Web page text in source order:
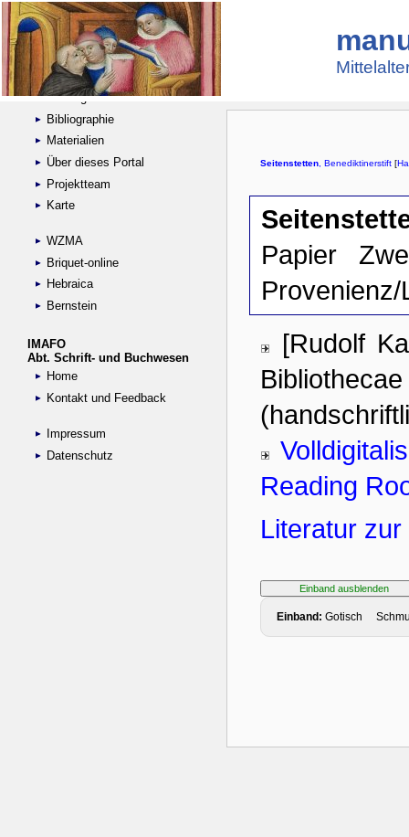
Suche
Handschriftensammlungen
Digitalisierte Handschriften
Kataloge
Bibliographie
Materialien
Über dieses Portal
Projektteam
Karte
WZMA
Briquet-online
Hebraica
Bernstein
IMAFO
Abt. Schrift- und Buchwesen
Home
Kontakt und Feedback
Impressum
Datenschutz